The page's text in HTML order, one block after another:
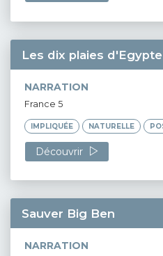
Les dix plaies d'Egypte
NARRATION
France 5
IMPLIQUÉE NATURELLE
Découvrir
Sauver Big Ben
NARRATION